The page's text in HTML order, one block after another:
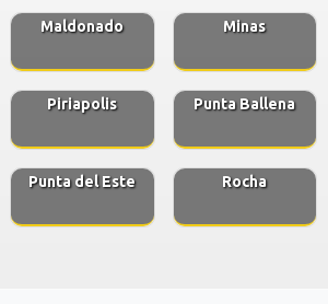
Maldonado Minas
Piriapolis Punta Ballena
Punta del Este Rocha